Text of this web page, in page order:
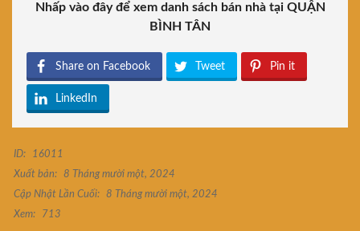
Nhấp vào đây để xem danh sách bán nhà tại QUẬN
BÌNH TÂN
Share on Facebook Tweet Pin it
LinkedIn
ID:
16011
Xuất bản:
8 Tháng mười một, 2024
Cập Nhật Lần Cuối:
8 Tháng mười một, 2024
Xem:
713